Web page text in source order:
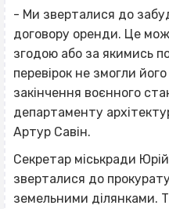
- Ми зверталися до
договору оренди. Це
згодою або за якимись
перевірок не змогли
закінчення воєнного
департаменту
Артур Савін.
Секретар міськради
зверталися до
земельними ділянками.